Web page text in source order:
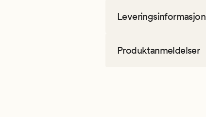
Leveringsinformasjon
Produktanmeldelser